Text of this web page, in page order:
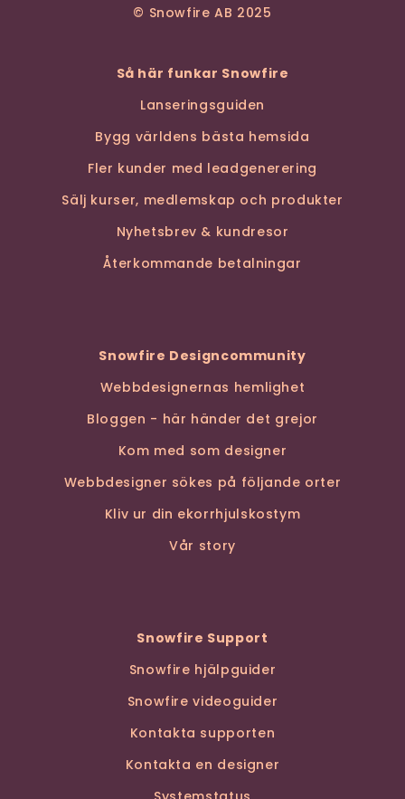
© Snowfire AB 2025
Så här funkar Snowfire
Lanseringsguiden
Bygg världens bästa hemsida
Fler kunder med leadgenerering
Sälj kurser, medlemskap och produkter
Nyhetsbrev & kundresor
Återkommande betalningar
Snowfire Designcommunity
Webbdesignernas hemlighet
Bloggen - här händer det grejor
Kom med som designer
Webbdesigner sökes på följande orter
Kliv ur din ekorrhjulskostym
Vår story
Snowfire Support
Snowfire hjälpguider
Snowfire videoguider
Kontakta supporten
Kontakta en designer